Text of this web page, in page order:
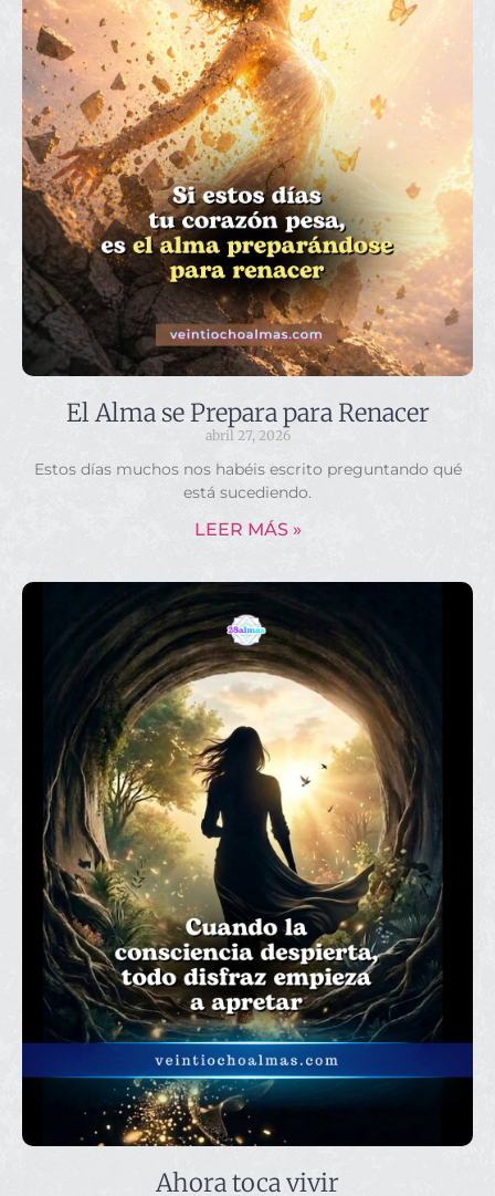
El Alma se Prepara para Renacer
abril 27, 2026
Estos días muchos nos habéis escrito preguntando qué
está sucediendo.
LEER MÁS »
Ahora toca vivir